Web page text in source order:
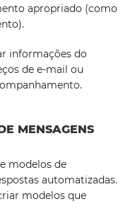
apropriado (como
informações do
de e-mail ou
MENSAGENS
modelos de
automatizadas.
modelos que